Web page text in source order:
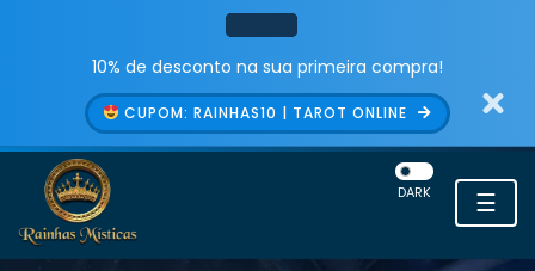
10% de desconto na sua primeira compra!
CUPOM: RAINHAS10 | TAROT ONLINE
☰
DARK